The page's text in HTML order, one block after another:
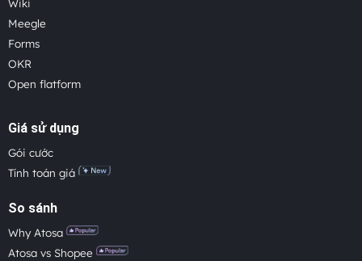
Meegle
Forms
OKR
Open flatform
Giá sử dụng
Gói cước
Tính toán giá
So sánh
Why Atosa
Atosa vs Shopee